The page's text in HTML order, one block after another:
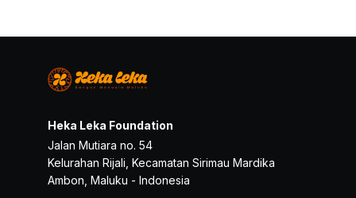
BANDA
Heka Leka Foundation
Jalan Mutiara no. 54
Kelurahan Rijali, Kecamatan Sirimau Mardika
Ambon, Maluku - Indonesia